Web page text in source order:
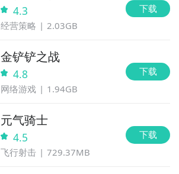
4.3
经营策略 2.03GB
下载
金铲铲之战
4.8
网络游戏 1.94GB
下载
元气骑士
4.5
飞行射击 729.37MB
下载